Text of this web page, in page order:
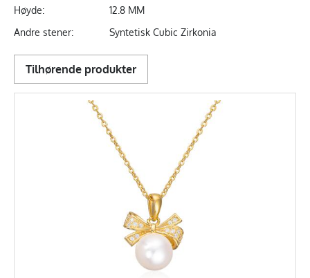
Høyde:
12.8 MM
Andre stener:
Syntetisk Cubic Zirkonia
Tilhørende produkter